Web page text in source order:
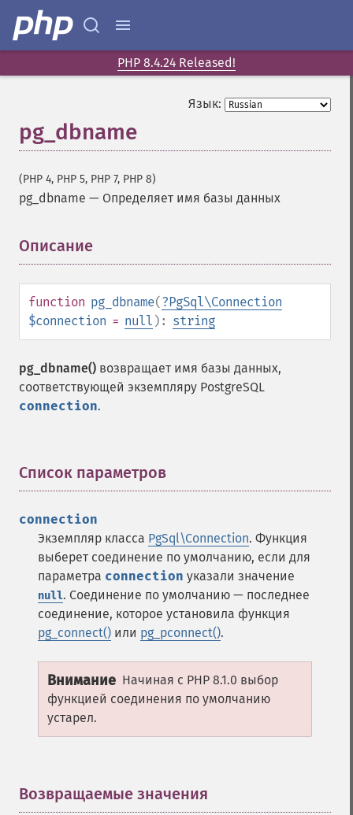
PHP 8.4.24 Released!
Язык:
pg_dbname
(PHP 4, PHP 5, PHP 7, PHP 8)
pg_dbname — Определяет имя базы данных
Описание
function pg_dbname(?PgSql\Connection
$connection = null ): string
pg_dbname() возвращает имя базы данных,
соответствующей экземпляру PostgreSQL
connection.
Список параметров
connection
Экземпляр класса PgSql\Connection. Функция
выберет соединение по умолчанию, если для
параметра connection указали значение
null. Соединение по умолчанию — последнее
соединение, которое установила функция
pg_connect() или pg_pconnect().
Внимание Начиная с PHP 8.1.0 выбор
функцией соединения по умолчанию
устарел.
Возвращаемые значения